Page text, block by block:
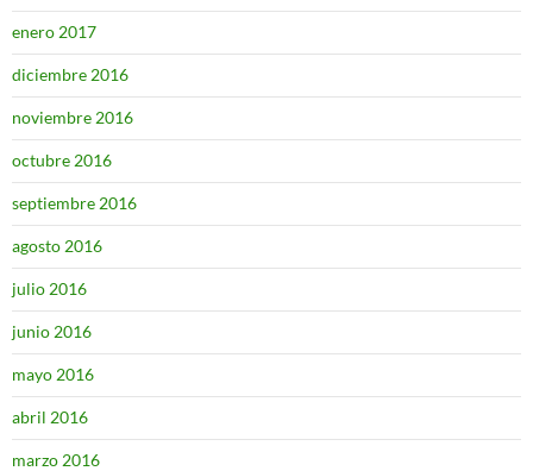
enero 2017
diciembre 2016
noviembre 2016
octubre 2016
septiembre 2016
agosto 2016
julio 2016
junio 2016
mayo 2016
abril 2016
marzo 2016